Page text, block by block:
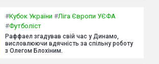
#Кубок України #Ліга Європи УЄФА
#Футболіст
Раффаел згадував свій час у Динамо,
висловлюючи вдячність за спільну роботу
з Олегом Блохіним.